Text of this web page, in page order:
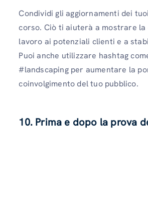
Condividi gli aggiornamenti dei
corso. Ciò ti aiuterà a mostrare
lavoro ai potenziali clienti e a
Puoi anche utilizzare hashtag
#landscaping per aumentare la
coinvolgimento del tuo pubblico.
10. Prima e dopo la prova